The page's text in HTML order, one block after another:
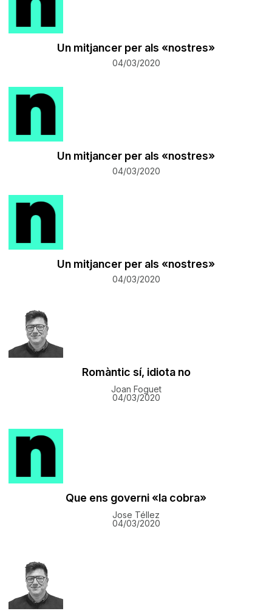
Un mitjancer per als «nostres»
04/03/2020
Un mitjancer per als «nostres»
04/03/2020
Un mitjancer per als «nostres»
04/03/2020
Romàntic sí, idiota no
Joan Foguet
04/03/2020
​Que ens governi «la cobra»
Jose Téllez
04/03/2020